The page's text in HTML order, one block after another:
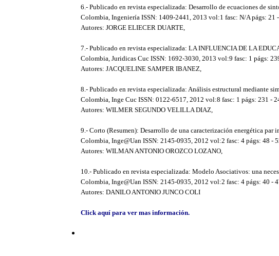
6.- Publicado en revista especializada: Desarrollo de ecuaciones de
Colombia, Ingeniería ISSN: 1409-2441, 2013 vol:1 fasc: N/A págs: 21
Autores: JORGE ELIECER DUARTE,
7.- Publicado en revista especializada: LA INFLUENCIA DE LA
Colombia, Juridicas Cuc ISSN: 1692-3030, 2013 vol:9 fasc: 1 págs:
Autores: JACQUELINE SAMPER IBANEZ,
8.- Publicado en revista especializada: Análisis estructural mediante
Colombia, Inge Cuc ISSN: 0122-6517, 2012 vol:8 fasc: 1 págs: 231 -
Autores: WILMER SEGUNDO VELILLA DIAZ,
9.- Corto (Resumen): Desarrollo de una caracterización energética par
Colombia, Inge@Uan ISSN: 2145-0935, 2012 vol:2 fasc: 4 págs: 48 -
Autores: WILMAN ANTONIO OROZCO LOZANO,
10.- Publicado en revista especializada: Modelo Asociativos: una
Colombia, Inge@Uan ISSN: 2145-0935, 2012 vol:2 fasc: 4 págs: 40 -
Autores: DANILO ANTONIO JUNCO COLI
Click aquí para ver mas información.